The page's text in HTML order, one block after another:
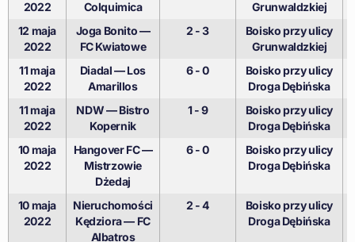
2022 Colquimica
Grunwaldzkiej
12 maja
2022
Joga Bonito —
FC Kwiatowe
2 - 3
Boisko przy ulicy
Grunwaldzkiej
11 maja
2022
Diadal — Los
Amarillos
6 - 0
Boisko przy ulicy
Droga Dębińska
11 maja
2022
NDW — Bistro
Kopernik
1 - 9
Boisko przy ulicy
Droga Dębińska
10 maja
2022
Hangover FC —
Mistrzowie
Dżedaj
6 - 0
Boisko przy ulicy
Droga Dębińska
10 maja
2022
Nieruchomości
Kędziora — FC
Albatros
2 - 4
Boisko przy ulicy
Droga Dębińska